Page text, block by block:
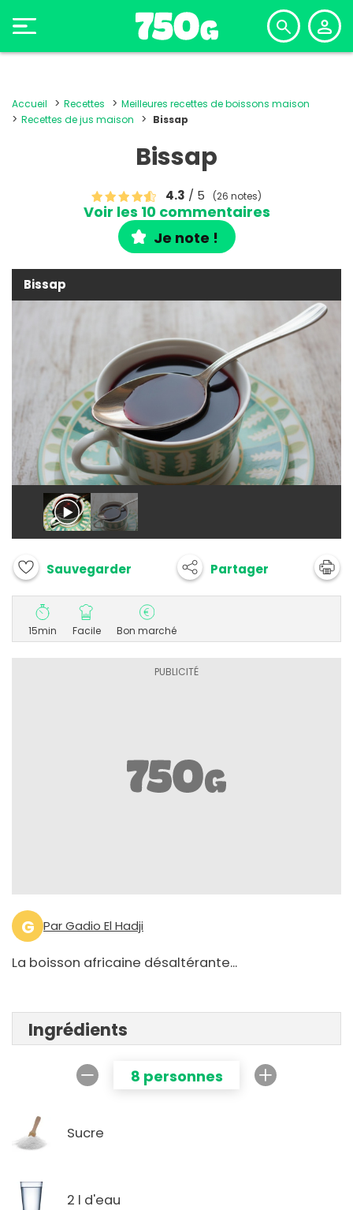
Accueil Recettes
Meilleures recettes de boissons maison
Recettes de jus maison
Bissap
Bissap
4.3 / 5 (26 notes)
Voir les 10 commentaires
Je note !
Bissap
Sauvegarder Partager
15min Facile Bon marché
G Par Gadio El Hadji
La boisson africaine désaltérante...
Ingrédients
8 personnes
Sucre
2 l d'eau